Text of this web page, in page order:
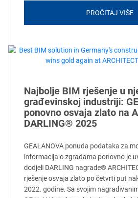
PROČITAJ VIŠE
Najbolje BIM rješenje u
građevinskoj industriji:
ponovno osvaja zlato na
DARLING® 2025
GEALANOVA ponuda podataka za
informacija o zgradama ponovno je
dodjeli DARLING nagrade®
rješenje osvaja zlato po četvrti put
2022. godine. Sa svojim